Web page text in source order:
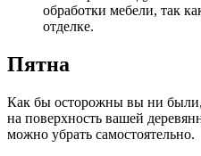
обработки мебели, так
отделке.
Пятна
Как бы осторожны вы ни были,
на поверхность вашей
можно убрать самостоятельно.